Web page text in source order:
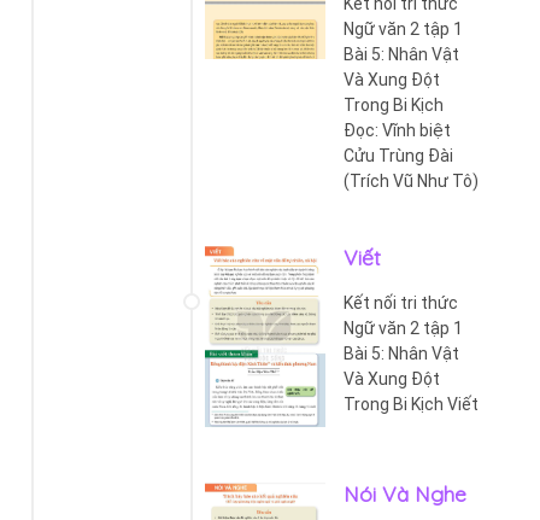
Ngữ văn 2 tập 1
Bài 5: Nhân Vật
Và Xung Đột
Trong Bi Kịch
Đọc: Vĩnh biệt
Cửu Trùng Đài
(Trích Vũ Như Tô)
Viết
Kết nối tri thức
Ngữ văn 2 tập 1
Bài 5: Nhân Vật
Và Xung Đột
Trong Bi Kịch Viết
Nói Và Nghe